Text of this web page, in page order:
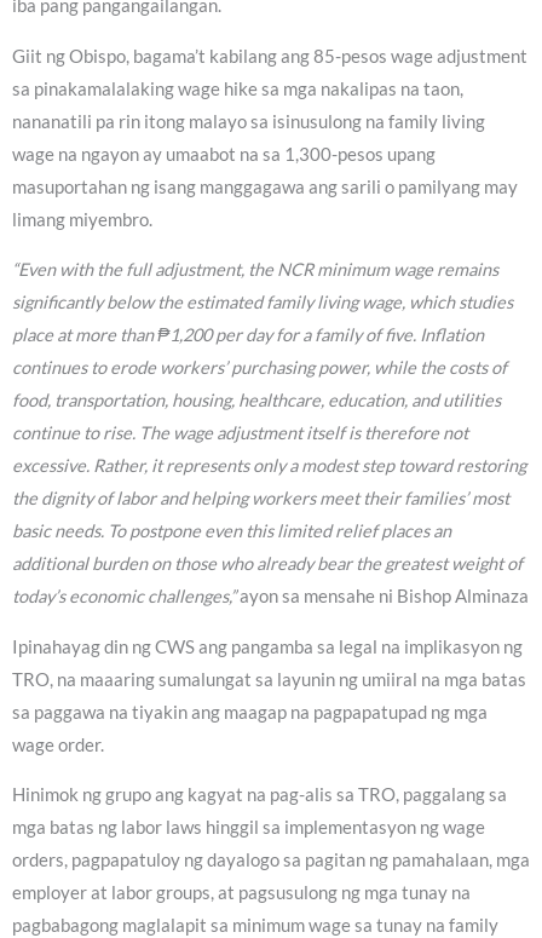
iba pang pangangailangan.
Giit ng Obispo, bagama’t kabilang ang 85-pesos wage adjustment
sa pinakamalalaking wage hike sa mga nakalipas na taon,
nananatili pa rin itong malayo sa isinusulong na family living
wage na ngayon ay umaabot na sa 1,300-pesos upang
masuportahan ng isang manggagawa ang sarili o pamilyang may
limang miyembro.
“Even with the full adjustment, the NCR minimum wage remains
significantly below the estimated family living wage, which studies
place at more than ₱1,200 per day for a family of five. Inflation
continues to erode workers’ purchasing power, while the costs of
food, transportation, housing, healthcare, education, and utilities
continue to rise. The wage adjustment itself is therefore not
excessive. Rather, it represents only a modest step toward restoring
the dignity of labor and helping workers meet their families’ most
basic needs. To postpone even this limited relief places an
additional burden on those who already bear the greatest weight of
today’s economic challenges,”ayon sa mensahe ni Bishop Alminaza
Ipinahayag din ng CWS ang pangamba sa legal na implikasyon ng
TRO, na maaaring sumalungat sa layunin ng umiiral na mga batas
sa paggawa na tiyakin ang maagap na pagpapatupad ng mga
wage order.
Hinimok ng grupo ang kagyat na pag-alis sa TRO, paggalang sa
mga batas ng labor laws hinggil sa implementasyon ng wage
orders, pagpapatuloy ng dayalogo sa pagitan ng pamahalaan, mga
employer at labor groups, at pagsusulong ng mga tunay na
pagbabagong maglalapit sa minimum wage sa tunay na family